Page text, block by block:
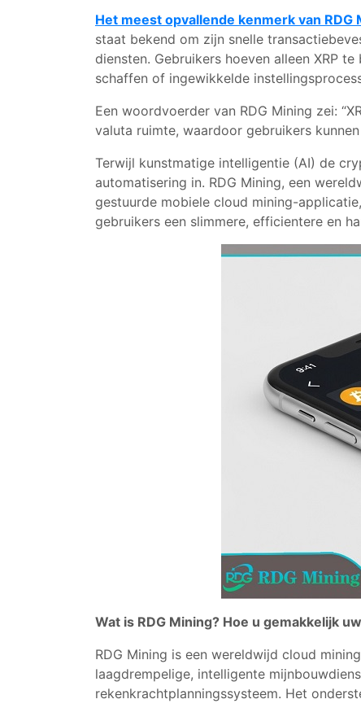
Het meest opvallende kenmerk van RDG
staat bekend om zijn snelle
diensten. Gebruikers hoeven alleen XRP
schaffen of ingewikkelde
Een woordvoerder van RDG Mining zei:
valuta ruimte, waardoor gebruikers
Terwijl kunstmatige intelligentie (AI) de
automatisering in. RDG Mining, een
gestuurde mobiele cloud mining-
gebruikers een slimmere, efficientere en
Wat is RDG Mining? Hoe u gemakkelijk
RDG Mining is een wereldwijd cloud
laagdrempelige, intelligente
rekenkrachtplanningssysteem. Het